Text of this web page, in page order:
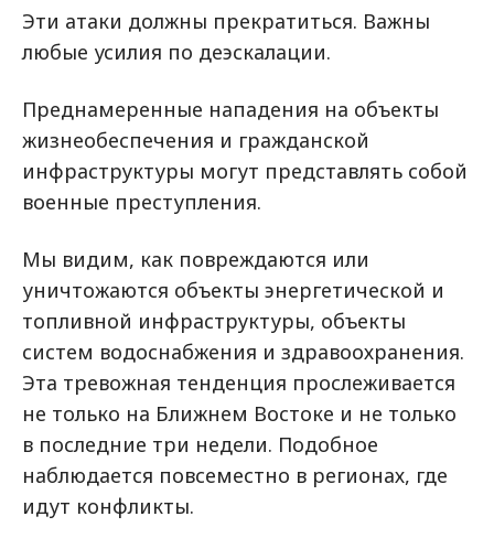
Эти атаки должны прекратиться. Важны
любые усилия по деэскалации.
Преднамеренные нападения на объекты
жизнеобеспечения и гражданской
инфраструктуры могут представлять собой
военные преступления.
Мы видим, как повреждаются или
уничтожаются объекты энергетической и
топливной инфраструктуры, объекты
систем водоснабжения и здравоохранения.
Эта тревожная тенденция прослеживается
не только на Ближнем Востоке и не только
в последние три недели. Подобное
наблюдается повсеместно в регионах, где
идут конфликты.